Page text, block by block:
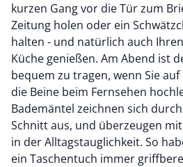
kurzen Gang vor die Tür zum
Zeitung holen oder ein
halten - und natürlich auch
Küche genießen. Am Abend ist
bequem zu tragen, wenn Sie
die Beine beim Fernsehen
Bademäntel zeichnen sich
Schnitt aus, und überzeugen
in der Alltagstauglichkeit. So
ein Taschentuch immer